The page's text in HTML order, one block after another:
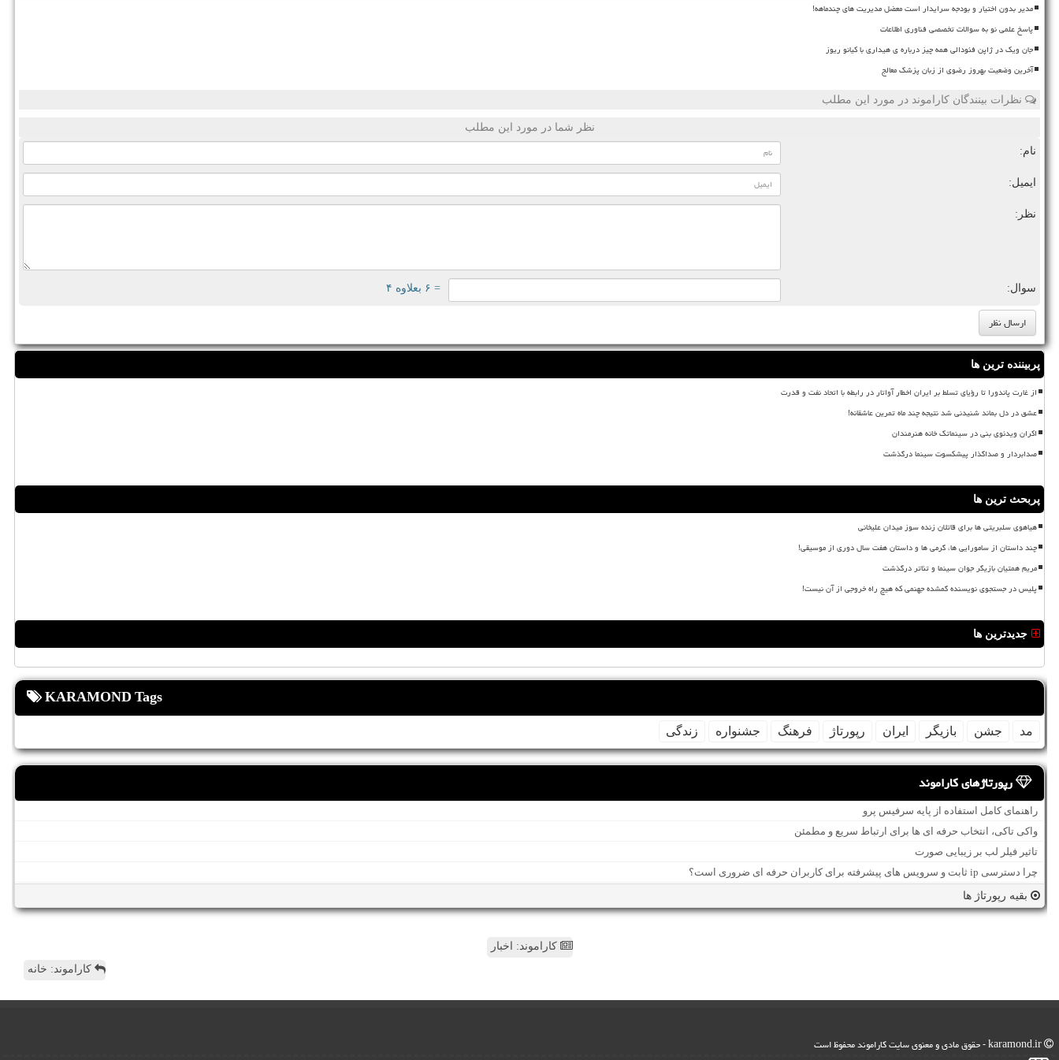
مدیر بدون اختیار و بودجه سرایدار است معضل مدیریت های چندماهه!
پاسخ علمی نو به سوالات تخصصی فناوری اطلاعات
جان ویک در ژاپن فئودالی همه چیز درباره ی هیداری با کیانو ریوز
آخرین وضعیت بهروز رضوی از زبان پزشک معالج
نظرات بینندگان کاراموند در مورد این مطلب
نظر شما در مورد این مطلب
نام:
ایمیل:
نظر:
سوال: = ۶ بعلاوه ۴
پربیننده ترین ها
از غارت پاندورا تا رؤیای تسلط بر ایران اخطار آواتار در رابطه با اتحاد نفت و قدرت
عشق در دل بماند شنیدنی شد نتیجه چند ماه تمرین عاشقانه!
اکران ویدئوی بنی در سینماتک خانه هنرمندان
صدابردار و صداگذار پیشکسوت سینما درگذشت
پربحث ترین ها
هیاهوی سلبریتی ها برای قاتلان زنده سوز میدان علیخانی
چند داستان از سامورایی ها، گرمی ها و داستان هفت سال دوری از موسیقی!
مریم همتیان بازیگر جوان سینما و تئاتر درگذشت
پلیس در جستجوی نویسنده گمشده جهنمی که هیچ راه خروجی از آن نیست!
جدیدترین ها
KARAMOND Tags
مد جشن بازیگر ایران رپورتاژ فرهنگ جشنواره زندگی
رپورتاژهای کاراموند
راهنمای کامل استفاده از پایه سرفیس پرو
واکی تاکی، انتخاب حرفه ای ها برای ارتباط سریع و مطمئن
تاثیر فیلر لب بر زیبایی صورت
چرا دسترسی ip ثابت و سرویس های پیشرفته برای کاربران حرفه ای ضروری است؟
بقیه رپورتاژ ها
کاراموند: اخبار
کاراموند: خانه